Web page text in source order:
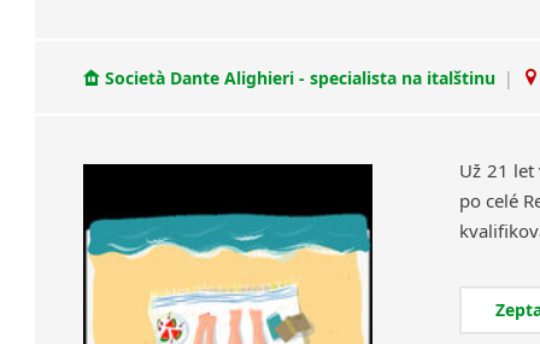
Società Dante Alighieri - specialista na italštinu |
Už 21 let
po celé